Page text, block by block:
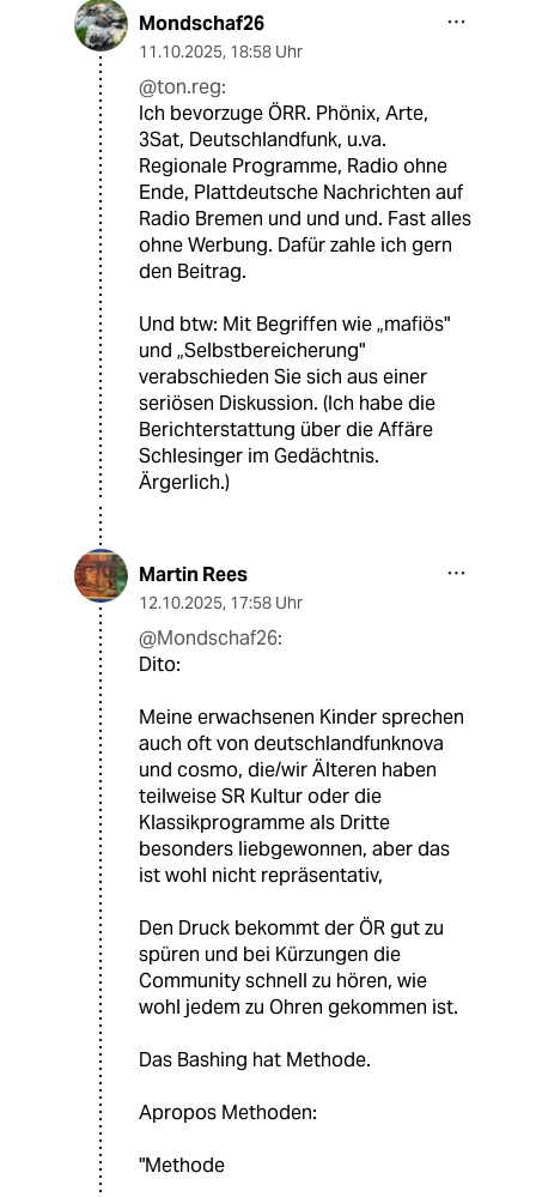
Mondschaf26
11.10.2025, 18:58 Uhr
@ton.reg:
Ich bevorzuge ÖRR. Phönix, Arte,
3Sat, Deutschlandfunk, u.va.
Regionale Programme, Radio ohne
Ende, Plattdeutsche Nachrichten auf
Radio Bremen und und und. Fast alles
ohne Werbung. Dafür zahle ich gern
den Beitrag.
Und btw: Mit Begriffen wie „mafiös"
und „Selbstbereicherung"
verabschieden Sie sich aus einer
seriösen Diskussion. (Ich habe die
Berichterstattung über die Affäre
Schlesinger im Gedächtnis.
Ärgerlich.)
Martin Rees
12.10.2025, 17:58 Uhr
@Mondschaf26:
Dito:
Meine erwachsenen Kinder sprechen
auch oft von deutschlandfunknova
und cosmo, die/wir Älteren haben
teilweise SR Kultur oder die
Klassikprogramme als Dritte
besonders liebgewonnen, aber das
ist wohl nicht repräsentativ,
Den Druck bekommt der ÖR gut zu
spüren und bei Kürzungen die
Community schnell zu hören, wie
wohl jedem zu Ohren gekommen ist.
Das Bashing hat Methode.
Apropos Methoden:
"Methode